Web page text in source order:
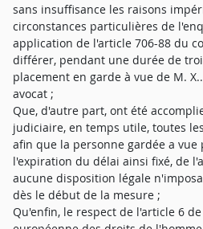
sans insuffisance les raisons
circonstances particulières de
application de l'article 706-88 du
différer, pendant une durée de
placement en garde à vue de M.
avocat ;
Que, d'autre part, ont été
judiciaire, en temps utile, toutes
afin que la personne gardée a vue
l'expiration du délai ainsi fixé, de
aucune disposition légale
dès le début de la mesure ;
Qu'enfin, le respect de l'article 6